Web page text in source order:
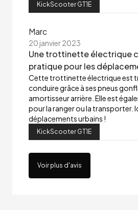
KickScooter GT1E
Marc
20 janvier 2023
Une trottinette électrique
pratique pour les
Cette trottinette électrique est
conduire grâce à ses pneus
amortisseur arrière. Elle est
pour la ranger ou la transporter.
déplacements urbains !
KickScooter GT1E
Voir plus d'avis